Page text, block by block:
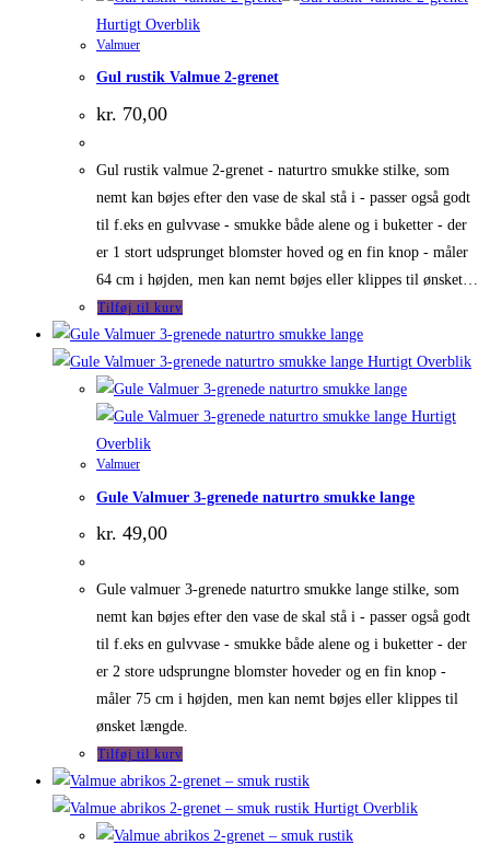
Hurtigt Overblik
Valmuer
Gul rustik Valmue 2-grenet
kr. 70,00
Gul rustik valmue 2-grenet - naturtro smukke stilke, som
nemt kan bøjes efter den vase de skal stå i - passer også godt
til f.eks en gulvvase - smukke både alene og i buketter - der
er 1 stort udsprunget blomster hoved og en fin knop - måler
64 cm i højden, men kan nemt bøjes eller klippes til ønsket…
Tilføj til kurv
Hurtigt Overblik
Hurtigt
Overblik
Valmuer
Gule Valmuer 3-grenede naturtro smukke lange
kr. 49,00
Gule valmuer 3-grenede naturtro smukke lange stilke, som
nemt kan bøjes efter den vase de skal stå i - passer også godt
til f.eks en gulvvase - smukke både alene og i buketter - der
er 2 store udsprungne blomster hoveder og en fin knop -
måler 75 cm i højden, men kan nemt bøjes eller klippes til
ønsket længde.
Tilføj til kurv
Hurtigt Overblik